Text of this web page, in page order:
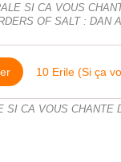
SI CA VOUS
OF SALT : DAN
10 Erile (Si ça
SI CA VOUS CHANTE